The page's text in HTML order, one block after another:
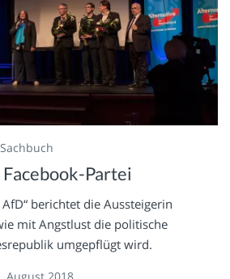
Sachbuch
Partei
berichtet die Aussteigerin
mit Angstlust die politische
umgepflügt wird.